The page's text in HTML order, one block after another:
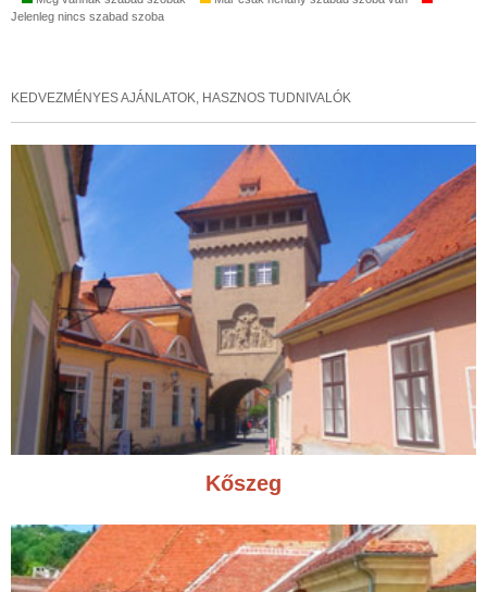
Jelenleg nincs szabad szoba
KEDVEZMÉNYES AJÁNLATOK, HASZNOS TUDNIVALÓK
Kőszeg